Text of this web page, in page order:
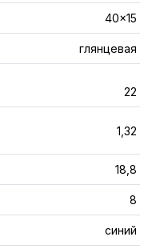
40x15
глянцевая
22
1,32
18,8
8
синий